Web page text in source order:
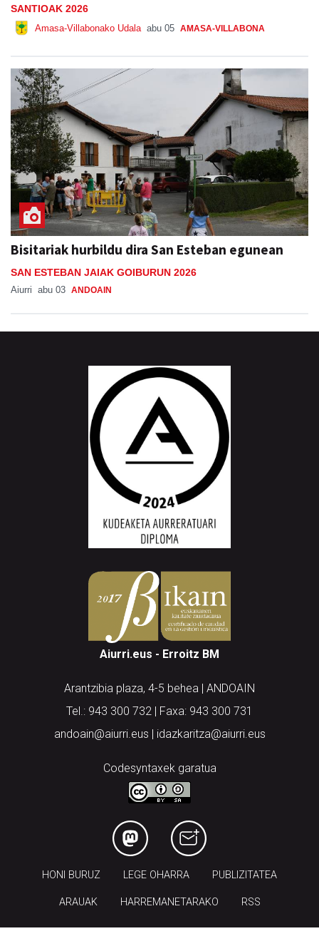
SANTIOAK 2026
Amasa-Villabonako Udala abu 05 AMASA-VILLABONA
Bisitariak hurbildu dira San Esteban egunean
SAN ESTEBAN JAIAK GOIBURUN 2026
Aiurri abu 03 ANDOAIN
Aiurri.eus - Erroitz BM
Arantzibia plaza, 4-5 behea | ANDOAIN
Tel.: 943 300 732 | Faxa: 943 300 731
andoain@aiurri.eus | idazkaritza@aiurri.eus
Codesyntaxek garatua
HONI BURUZ LEGE OHARRA PUBLIZITATEA
ARAUAK HARREMANETARAKO RSS